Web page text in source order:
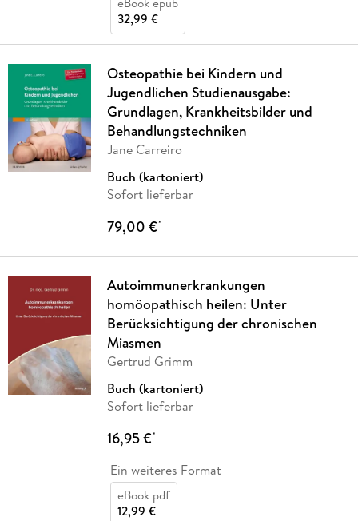
32,99 €
Osteopathie bei Kindern und
Jugendlichen Studienausgabe:
Grundlagen, Krankheitsbilder und
Behandlungstechniken
Jane Carreiro
Buch (kartoniert)
Sofort lieferbar
79,00 €*
Autoimmunerkrankungen
homöopathisch heilen: Unter
Berücksichtigung der chronischen
Miasmen
Gertrud Grimm
Buch (kartoniert)
Sofort lieferbar
16,95 €*
Ein weiteres Format
eBook pdf
12,99 €